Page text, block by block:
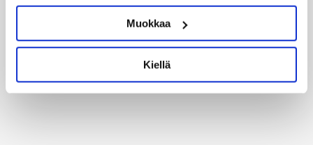
ominaispiirteitä aktiivisesti (sormenjäljen
Lue lisää siitä, miten henkilötietojasi käsitellään ja miten
suostumustasi tai peruuttaa sen milloin vain
evästeilmoituksessa.
Muokkaa
Kiellä
hänestä on Ylen gallupin todellinen
uutinen – ”Kokoomus maksaa siitä
Uutiset | 6.8.2026 11:56